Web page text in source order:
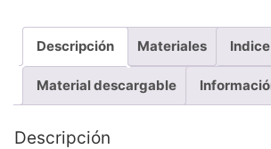
Descripción Materiales
Material descargable
Descripción